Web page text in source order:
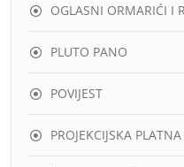
OGLASNI ORMARIĆI I
PLUTO PANO
POVIJEST
PROJEKCIJSKA